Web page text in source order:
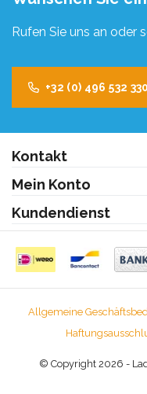
Rufen Sie uns an oder
+32 (0) 496 532 330
Kontakt
Mein Konto
Kundendienst
Allgemeine
© Copyright 2026 -